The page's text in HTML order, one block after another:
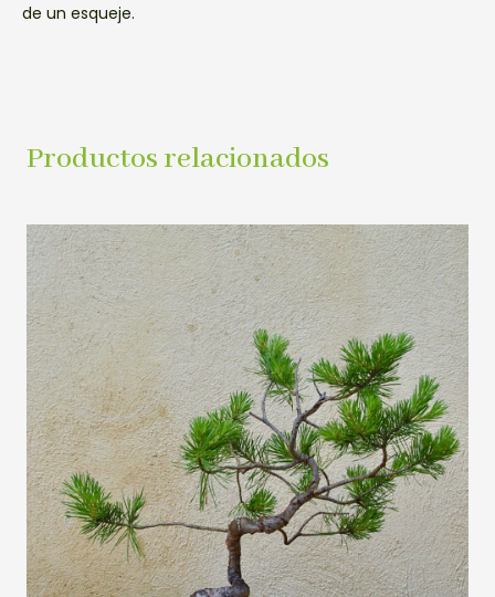
de un esqueje.
Productos relacionados